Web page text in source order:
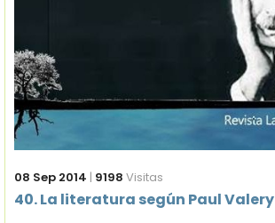
08 Sep 2014 | 9198 Visitas
40. La literatura según Paul Valery